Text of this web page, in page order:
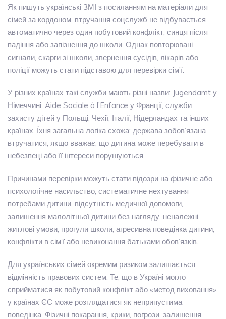
Як пишуть українські ЗМІ з посиланням на матеріали для
сімей за кордоном, втручання соцслужб не відбувається
автоматично через один побутовий конфлікт, синця після
падіння або запізнення до школи. Однак повторювані
сигнали, скарги зі школи, звернення сусідів, лікарів або
поліції можуть стати підставою для перевірки сім’ї.
У різних країнах такі служби мають різні назви: Jugendamt у
Німеччині, Aide Sociale à l’Enfance у Франції, служби
захисту дітей у Польщі, Чехії, Італії, Нідерландах та інших
країнах. Їхня загальна логіка схожа: держава зобов’язана
втручатися, якщо вважає, що дитина може перебувати в
небезпеці або її інтереси порушуються.
Причинами перевірки можуть стати підозри на фізичне або
психологічне насильство, систематичне нехтування
потребами дитини, відсутність медичної допомоги,
залишення малолітньої дитини без нагляду, неналежні
житлові умови, прогули школи, агресивна поведінка дитини,
конфлікти в сім’ї або невиконання батьками обов’язків.
Для українських сімей окремим ризиком залишається
відмінність правових систем. Те, що в Україні могло
сприйматися як побутовий конфлікт або «метод виховання»,
у країнах ЄС може розглядатися як неприпустима
поведінка. Фізичні покарання, крики, погрози, залишення